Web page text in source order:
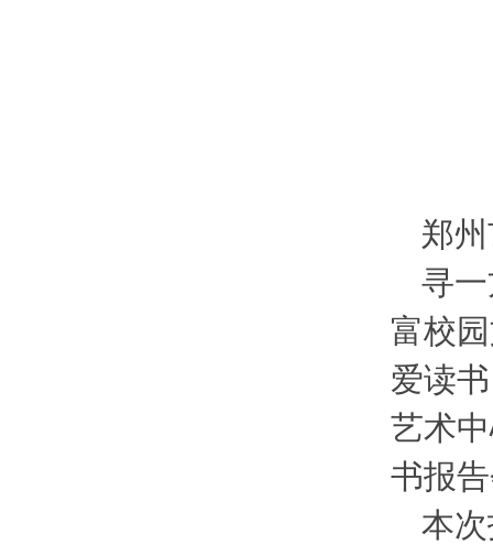
郑
寻
富校
爱读
艺术
书报
本